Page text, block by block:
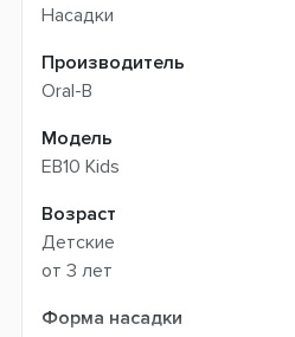
Насадки
Производитель
Oral-B
Модель
EB10 Kids
Возраст
Детские
от 3 лет
Форма насадки